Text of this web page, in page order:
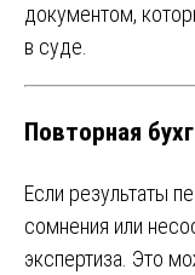
документом,
в суде.
Повторная
Если результаты
сомнения или
экспертиза. Это